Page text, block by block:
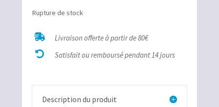
Rupture de stock
 Livraison offerte à partir de 80€
 Satisfait ou remboursé pendant 14 jours
Description du produit